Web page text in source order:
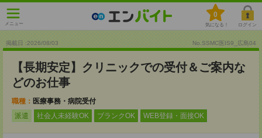
メニュー
0
気になる！ ログイン
掲載日 :2026/08/03 No.SSMC医IS9_広島04
【長期安定】クリニックでの受付＆ご案内な
どのお仕事
職種： 医療事務・病院受付
派遣
社会人未経験OK ブランクOK WEB登録・面接OK